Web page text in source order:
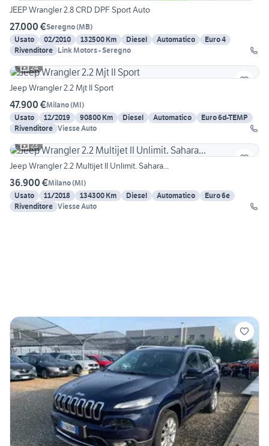
JEEP Wrangler 2.8 CRD DPF Sport Auto
27.000 €Seregno(MB)
Usato
02/2010 132500 Km Diesel Automatico
Euro 4
Rivenditore Link Motors - Seregno
24
Jeep Wrangler 2.2 Mjt II Sport
47.900 €Milano(MI)
Usato
12/2019 90800 Km Diesel Automatico
Euro 6d-TEMP
Rivenditore Viesse Auto
23
Jeep Wrangler 2.2 Multijet II Unlimit. Sahara...
36.900 €Milano(MI)
Usato
11/2018 134300 Km Diesel Automatico
Euro 6e
Rivenditore Viesse Auto